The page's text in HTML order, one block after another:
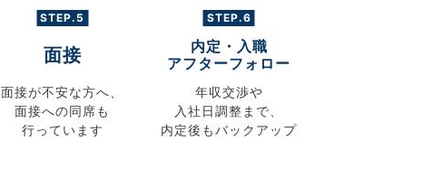
STEP.5
面接
面接が不安な方へ、
面接への同席も
行っています
STEP.6
内定・入職
アフターフォロー
年収交渉や
入社日調整まで、
内定後もバックアップ